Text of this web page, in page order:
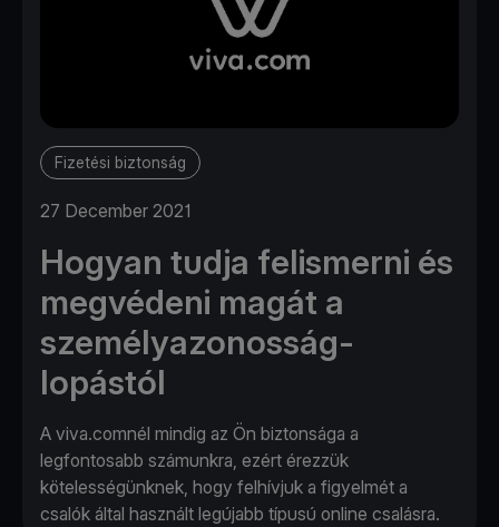
Fizetési biztonság
27 December 2021
Hogyan tudja felismerni és
megvédeni magát a
személyazonosság-
lopástól
A viva.comnél mindig az Ön biztonsága a
legfontosabb számunkra, ezért érezzük
kötelességünknek, hogy felhívjuk a figyelmét a
csalók által használt legújabb típusú online csalásra.